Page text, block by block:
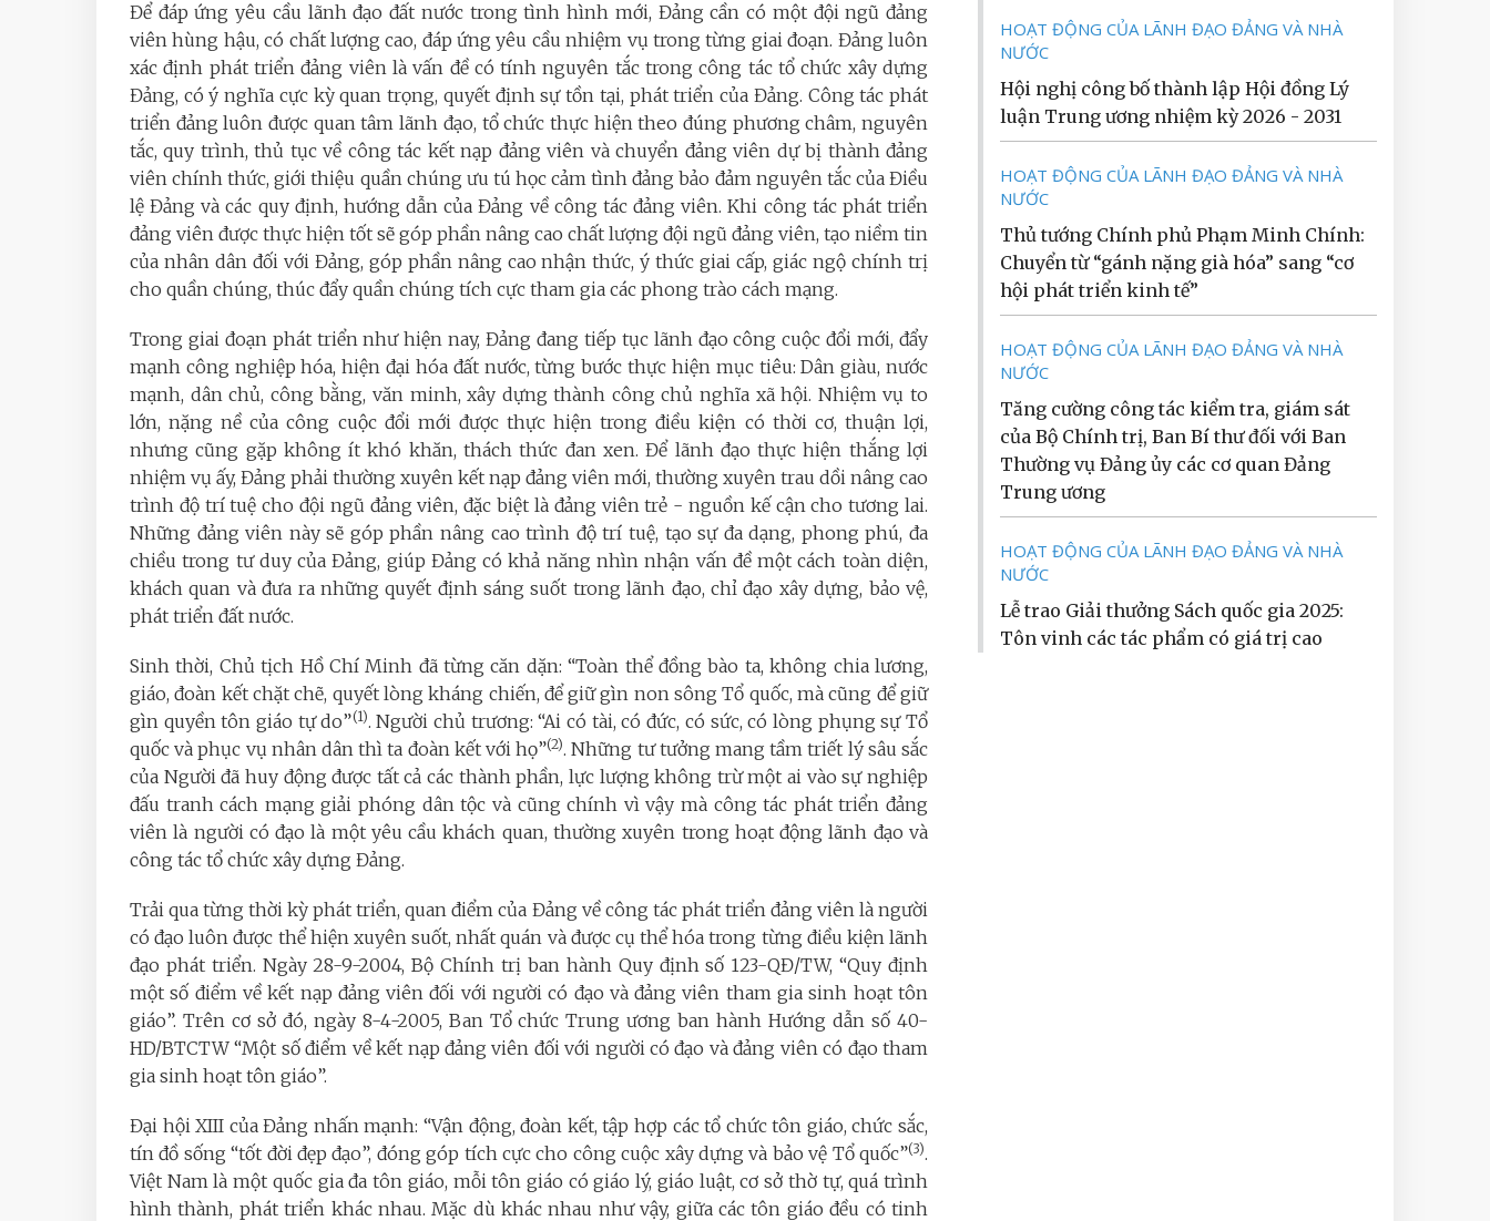
Để đáp ứng yêu cầu lãnh đạo đất nước trong tình hình mới, Đảng cần có một đội ngũ đảng
viên hùng hậu, có chất lượng cao, đáp ứng yêu cầu nhiệm vụ trong từng giai đoạn. Đảng luôn
xác định phát triển đảng viên là vấn đề có tính nguyên tắc trong công tác tổ chức xây dựng
Đảng, có ý nghĩa cực kỳ quan trọng, quyết định sự tồn tại, phát triển của Đảng. Công tác phát
triển đảng luôn được quan tâm lãnh đạo, tổ chức thực hiện theo đúng phương châm, nguyên
tắc, quy trình, thủ tục về công tác kết nạp đảng viên và chuyển đảng viên dự bị thành đảng
viên chính thức, giới thiệu quần chúng ưu tú học cảm tình đảng bảo đảm nguyên tắc của Điều
lệ Đảng và các quy định, hướng dẫn của Đảng về công tác đảng viên. Khi công tác phát triển
đảng viên được thực hiện tốt sẽ góp phần nâng cao chất lượng đội ngũ đảng viên, tạo niềm tin
của nhân dân đối với Đảng, góp phần nâng cao nhận thức, ý thức giai cấp, giác ngộ chính trị
cho quần chúng, thúc đẩy quần chúng tích cực tham gia các phong trào cách mạng.
Trong giai đoạn phát triển như hiện nay, Đảng đang tiếp tục lãnh đạo công cuộc đổi mới, đẩy
mạnh công nghiệp hóa, hiện đại hóa đất nước, từng bước thực hiện mục tiêu: Dân giàu, nước
mạnh, dân chủ, công bằng, văn minh, xây dựng thành công chủ nghĩa xã hội. Nhiệm vụ to
lớn, nặng nề của công cuộc đổi mới được thực hiện trong điều kiện có thời cơ, thuận lợi,
nhưng cũng gặp không ít khó khăn, thách thức đan xen. Để lãnh đạo thực hiện thắng lợi
nhiệm vụ ấy, Đảng phải thường xuyên kết nạp đảng viên mới, thường xuyên trau dồi nâng cao
trình độ trí tuệ cho đội ngũ đảng viên, đặc biệt là đảng viên trẻ - nguồn kế cận cho tương lai.
Những đảng viên này sẽ góp phần nâng cao trình độ trí tuệ, tạo sự đa dạng, phong phú, đa
chiều trong tư duy của Đảng, giúp Đảng có khả năng nhìn nhận vấn đề một cách toàn diện,
khách quan và đưa ra những quyết định sáng suốt trong lãnh đạo, chỉ đạo xây dựng, bảo vệ,
phát triển đất nước.
Sinh thời, Chủ tịch Hồ Chí Minh đã từng căn dặn: “Toàn thể đồng bào ta, không chia lương,
giáo, đoàn kết chặt chẽ, quyết lòng kháng chiến, để giữ gìn non sông Tổ quốc, mà cũng để giữ
gìn quyền tôn giáo tự do”(1). Người chủ trương: “Ai có tài, có đức, có sức, có lòng phụng sự Tổ
quốc và phục vụ nhân dân thì ta đoàn kết với họ”(2). Những tư tưởng mang tầm triết lý sâu sắc
của Người đã huy động được tất cả các thành phần, lực lượng không trừ một ai vào sự nghiệp
đấu tranh cách mạng giải phóng dân tộc và cũng chính vì vậy mà công tác phát triển đảng
viên là người có đạo là một yêu cầu khách quan, thường xuyên trong hoạt động lãnh đạo và
công tác tổ chức xây dựng Đảng.
Trải qua từng thời kỳ phát triển, quan điểm của Đảng về công tác phát triển đảng viên là người
có đạo luôn được thể hiện xuyên suốt, nhất quán và được cụ thể hóa trong từng điều kiện lãnh
đạo phát triển. Ngày 28-9-2004, Bộ Chính trị ban hành Quy định số 123-QĐ/TW, “Quy định
một số điểm về kết nạp đảng viên đối với người có đạo và đảng viên tham gia sinh hoạt tôn
giáo”. Trên cơ sở đó, ngày 8-4-2005, Ban Tổ chức Trung ương ban hành Hướng dẫn số 40-
HD/BTCTW “Một số điểm về kết nạp đảng viên đối với người có đạo và đảng viên có đạo tham
gia sinh hoạt tôn giáo”.
Đại hội XIII của Đảng nhấn mạnh: “Vận động, đoàn kết, tập hợp các tổ chức tôn giáo, chức sắc,
tín đồ sống “tốt đời đẹp đạo”, đóng góp tích cực cho công cuộc xây dựng và bảo vệ Tổ quốc”(3).
Việt Nam là một quốc gia đa tôn giáo, mỗi tôn giáo có giáo lý, giáo luật, cơ sở thờ tự, quá trình
hình thành, phát triển khác nhau. Mặc dù khác nhau như vậy, giữa các tôn giáo đều có tinh
HOẠT ĐỘNG CỦA LÃNH ĐẠO ĐẢNG VÀ NHÀ
NƯỚC
Hội nghị công bố thành lập Hội đồng Lý
luận Trung ương nhiệm kỳ 2026 - 2031
HOẠT ĐỘNG CỦA LÃNH ĐẠO ĐẢNG VÀ NHÀ
NƯỚC
Thủ tướng Chính phủ Phạm Minh Chính:
Chuyển từ “gánh nặng già hóa” sang “cơ
hội phát triển kinh tế”
HOẠT ĐỘNG CỦA LÃNH ĐẠO ĐẢNG VÀ NHÀ
NƯỚC
Tăng cường công tác kiểm tra, giám sát
của Bộ Chính trị, Ban Bí thư đối với Ban
Thường vụ Đảng ủy các cơ quan Đảng
Trung ương
HOẠT ĐỘNG CỦA LÃNH ĐẠO ĐẢNG VÀ NHÀ
NƯỚC
Lễ trao Giải thưởng Sách quốc gia 2025:
Tôn vinh các tác phẩm có giá trị cao